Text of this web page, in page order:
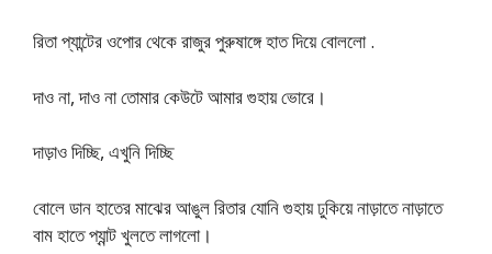
রিতা প্যান্টের ওপোর থেকে রাজুর পুরুষাঙ্গে হাত দিয়ে বোললো .
দাও না, দাও না তোমার কেউটে আমার গুহায় ভোরে।
দাড়াও দিচ্ছি, এখুনি দিচ্ছি
বোলে ডান হাতের মাঝের আঙুল রিতার যোনি গুহায় ঢুকিয়ে নাড়াতে নাড়াতে
বাম হাতে প্যান্ট খুলতে লাগলো।